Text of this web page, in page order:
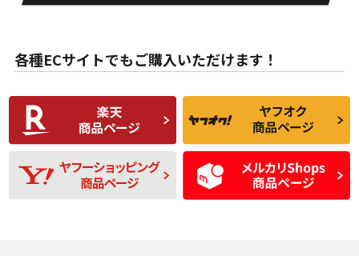
な中古品
んどない中古品
C
比較的きれいな中古
品
C
られるが、使用に問
題のない中古品
D
使用感や目立つ傷が
あり、一般的な中古
品
D
残り溝も少なく、偏
磨耗がみられ、短期
間使用できるくらい
の中古品
各種ECサイトでもご購入いただけます！